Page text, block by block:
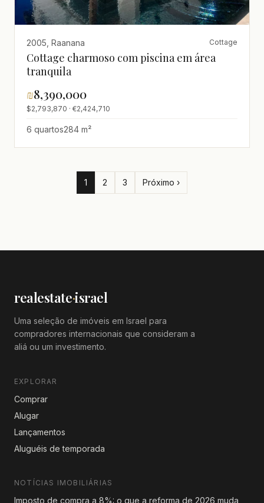
2005, Raanana Cottage
Cottage charmoso com piscina em área
tranquila
₪8,390,000
$2,793,870 · €2,424,710
6 quartos284 m²
1 2 3 Próximo ›
realestate·israel
Uma seleção de imóveis em Israel para
compradores internacionais que consideram a
aliá ou um investimento.
EXPLORAR
Comprar
Alugar
Lançamentos
Aluguéis de temporada
NOTÍCIAS IMOBILIÁRIAS
Imposto de compra a 8%: o que a reforma de 2026 muda